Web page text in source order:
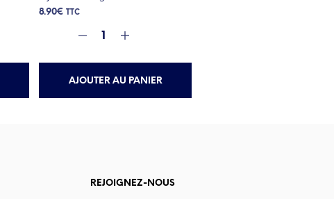
8.90€ TTC
AJOUTER AU PANIER
REJOIGNEZ-NOUS